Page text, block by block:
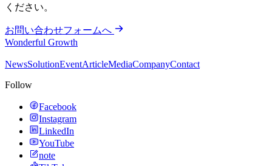
ください。
お問い合わせフォームへ
Wonderful Growth
NewsSolutionEventArticleMediaCompanyContact
Follow
Facebook
Instagram
LinkedIn
YouTube
note